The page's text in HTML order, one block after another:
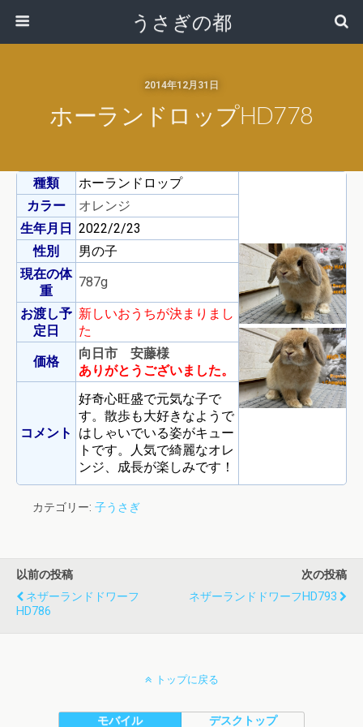
うさぎの都
2014年12月31日
ホーランドロップHD778
種類
ホーランドロップ
カラー
オレンジ
生年月日 2022/2/23
性別
男の子
現在の体
重
787g
お渡し予
定日
新しいおうちが決まりまし
た
価格
向日市 安藤様
ありがとうございました。
コメント
好奇心旺盛で元気な子で
す。散歩も大好きなようで
はしゃいでいる姿がキュー
トです。人気で綺麗なオレ
ンジ、成長が楽しみです！
カテゴリー: 子うさぎ
以前の投稿
ネザーランドドワーフ
HD786
次の投稿
ネザーランドドワーフHD793
トップに戻る
モバイル デスクトップ